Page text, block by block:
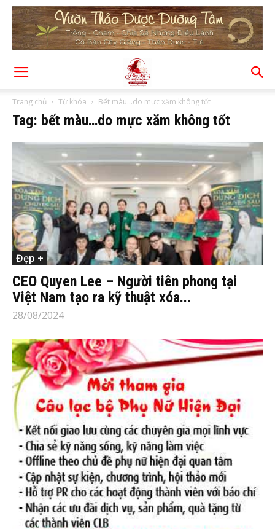
Trang chủ Từ khóa Bết màu…do mực xăm không tốt
Tag: bết màu…do mực xăm không tốt
Đẹp +
CEO Quyen Lee – Người tiên phong tại
Việt Nam tạo ra kỹ thuật xóa...
28/08/2024